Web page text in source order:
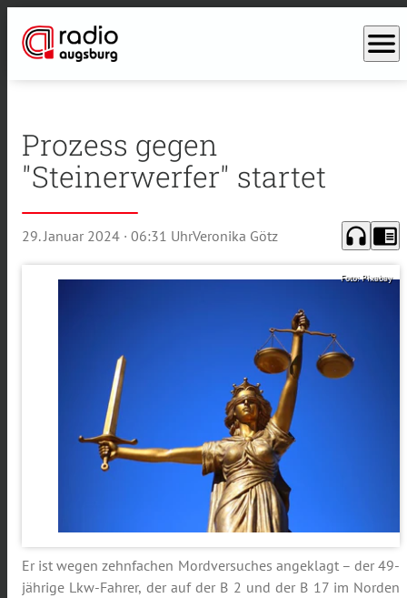
menu
Prozess gegen
"Steinerwerfer" startet
29. Januar 2024 · 06:31 UhrVeronika Götz headphones chrome_reader_mode
Foto: Pixabay
Er ist wegen zehnfachen Mordversuches angeklagt – der 49-
jährige Lkw-Fahrer, der auf der B 2 und der B 17 im Norden